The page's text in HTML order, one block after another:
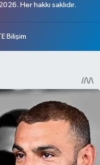
Her hakkı saklıdır.
Bilişim